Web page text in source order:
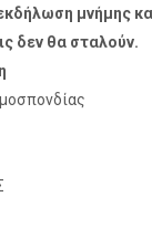
μνήμης
δεν θα σταλούν.